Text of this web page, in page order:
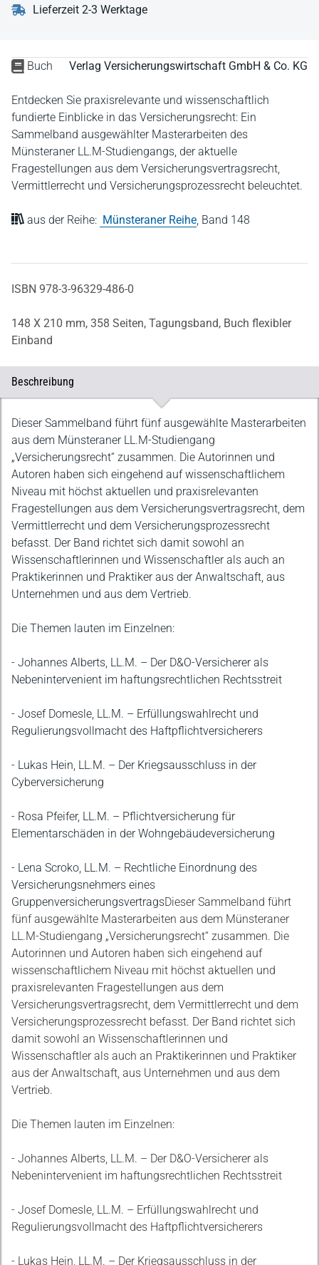
Buch Verlag Versicherungswirtschaft GmbH & Co. KG
Entdecken Sie praxisrelevante und wissenschaftlich
fundierte Einblicke in das Versicherungsrecht: Ein
Sammelband ausgewählter Masterarbeiten des
Münsteraner LL.M-Studiengangs, der aktuelle
Fragestellungen aus dem Versicherungsvertragsrecht,
Vermittlerrecht und Versicherungsprozessrecht beleuchtet.
aus der Reihe: Münsteraner Reihe, Band 148
ISBN 978-3-96329-486-0
148 X 210 mm, 358 Seiten, Tagungsband, Buch flexibler
Einband
Lieferzeit 2-3 Werktage
Beschreibung
Beschreibung
Dieser Sammelband führt fünf ausgewählte Masterarbeiten
aus dem Münsteraner LL.M-Studiengang
„Versicherungsrecht“ zusammen. Die Autorinnen und
Autoren haben sich eingehend auf wissenschaftlichem
Niveau mit höchst aktuellen und praxisrelevanten
Fragestellungen aus dem Versicherungsvertragsrecht, dem
Vermittlerrecht und dem Versicherungsprozessrecht
befasst. Der Band richtet sich damit sowohl an
Wissenschaftlerinnen und Wissenschaftler als auch an
Praktikerinnen und Praktiker aus der Anwaltschaft, aus
Unternehmen und aus dem Vertrieb.
Die Themen lauten im Einzelnen:
- Johannes Alberts, LL.M. – Der D&O-Versicherer als
Nebenintervenient im haftungsrechtlichen Rechtsstreit
- Josef Domesle, LL.M. – Erfüllungswahlrecht und
Regulierungsvollmacht des Haftpflichtversicherers
- Lukas Hein, LL.M. – Der Kriegsausschluss in der
Cyberversicherung
- Rosa Pfeifer, LL.M. – Pflichtversicherung für
Elementarschäden in der Wohngebäudeversicherung
- Lena Scroko, LL.M. – Rechtliche Einordnung des
Versicherungsnehmers eines
GruppenversicherungsvertragsDieser Sammelband führt
fünf ausgewählte Masterarbeiten aus dem Münsteraner
LL.M-Studiengang „Versicherungsrecht“ zusammen. Die
Autorinnen und Autoren haben sich eingehend auf
wissenschaftlichem Niveau mit höchst aktuellen und
praxisrelevanten Fragestellungen aus dem
Versicherungsvertragsrecht, dem Vermittlerrecht und dem
Versicherungsprozessrecht befasst. Der Band richtet sich
damit sowohl an Wissenschaftlerinnen und
Wissenschaftler als auch an Praktikerinnen und Praktiker
aus der Anwaltschaft, aus Unternehmen und aus dem
Vertrieb.
Die Themen lauten im Einzelnen:
- Johannes Alberts, LL.M. – Der D&O-Versicherer als
Nebenintervenient im haftungsrechtlichen Rechtsstreit
- Josef Domesle, LL.M. – Erfüllungswahlrecht und
Regulierungsvollmacht des Haftpflichtversicherers
- Lukas Hein, LL.M. – Der Kriegsausschluss in der